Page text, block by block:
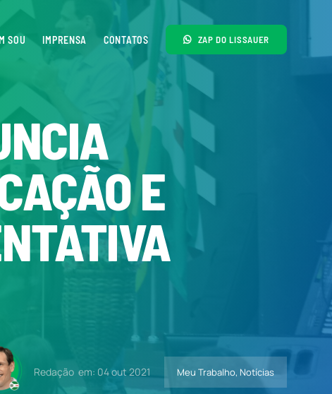
SOU IMPRENSA CONTATOS ZAP DO LISSAUER
E
Redação em: 04 out 2021 Meu Trabalho, Notícias